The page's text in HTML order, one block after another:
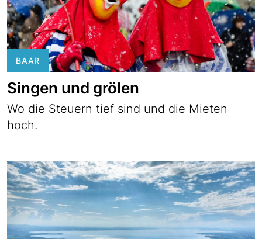
BAAR
Singen und grölen
Wo die Steuern tief sind und die Mieten
hoch.